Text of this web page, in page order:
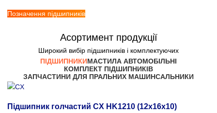
Позначення підшипників
Асортимент продукції
Широкий вибір підшипників і комплектуючих
ПІДШИПНИКИМАСТИЛА АВТОМОБІЛЬНІ
КОМПЛЕКТ ПІДШИПНИКІВ
ЗАПЧАСТИНИ ДЛЯ ПРАЛЬНИХ МАШИНСАЛЬНИКИ
Підшипник голчастий CX HK1210 (12x16x10)